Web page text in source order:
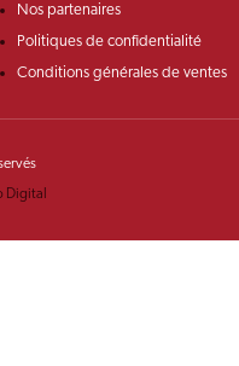
Nos partenaires
Politiques de confidentialité
Conditions générales de ventes
Digital